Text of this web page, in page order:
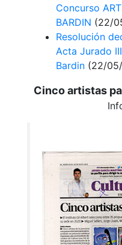
Concurso
BARDIN (22/
Resolución
Acta Jurado
Bardin (22/
Cinco artistas